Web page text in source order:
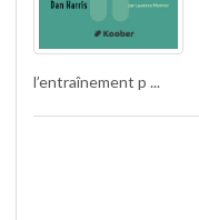
l’entraînement p ...